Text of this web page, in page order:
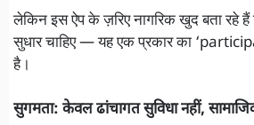
लेकिन इस ऐप के ज़रिए नागरिक खुद बता रहे हैं
सुधार चाहिए — यह एक प्रकार का
है।
सुगमता: केवल ढांचागत सुविधा नहीं,